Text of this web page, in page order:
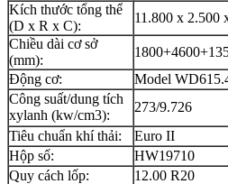
Kích thước tổng thể
(D x R x C):
11.800 x 2.500
Chiều dài cơ sở
(mm):
Động cơ:
Model
Công suất/dung tích
xylanh (kw/cm3):
273/9.726
Tiêu chuẩn khí thải:
Euro II
Hộp số:
HW19710
Quy cách lốp:
12.00 R20